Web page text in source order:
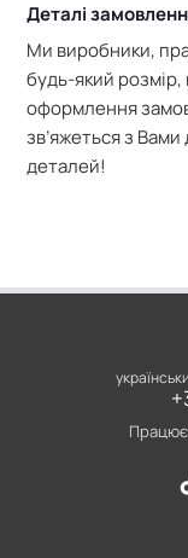
Деталі
Ми виробники,
будь-який розмір,
оформлення
зв’яжеться з
деталей!